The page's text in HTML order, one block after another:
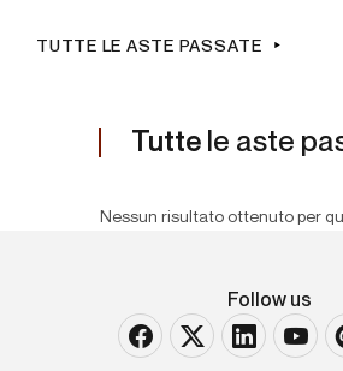
TUTTE LE ASTE PASSATE
Tutte le aste
Nessun risultato ottenuto per
Follow us